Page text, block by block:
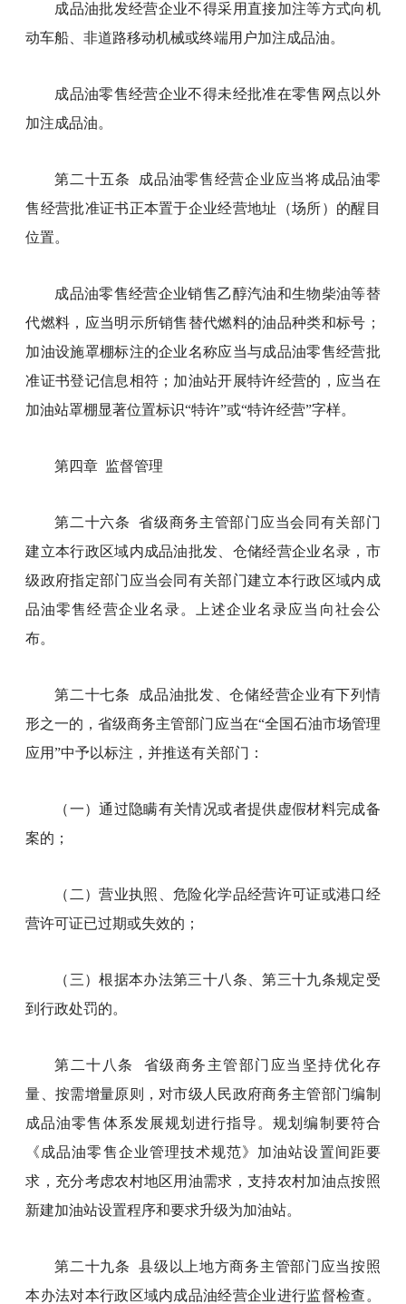
成品油批发经营企业不得采用直接加注等方式向机
动车船、非道路移动机械或终端用户加注成品油。
成品油零售经营企业不得未经批准在零售网点以外
加注成品油。
第二十五条 成品油零售经营企业应当将成品油零
售经营批准证书正本置于企业经营地址（场所）的醒目
位置。
成品油零售经营企业销售乙醇汽油和生物柴油等替
代燃料，应当明示所销售替代燃料的油品种类和标号；
加油设施罩棚标注的企业名称应当与成品油零售经营批
准证书登记信息相符；加油站开展特许经营的，应当在
加油站罩棚显著位置标识“特许”或“特许经营”字样。
第四章 监督管理
第二十六条 省级商务主管部门应当会同有关部门
建立本行政区域内成品油批发、仓储经营企业名录，市
级政府指定部门应当会同有关部门建立本行政区域内成
品油零售经营企业名录。上述企业名录应当向社会公
布。
第二十七条 成品油批发、仓储经营企业有下列情
形之一的，省级商务主管部门应当在“全国石油市场管理
应用”中予以标注，并推送有关部门：
（一）通过隐瞒有关情况或者提供虚假材料完成备
案的；
（二）营业执照、危险化学品经营许可证或港口经
营许可证已过期或失效的；
（三）根据本办法第三十八条、第三十九条规定受
到行政处罚的。
第二十八条 省级商务主管部门应当坚持优化存
量、按需增量原则，对市级人民政府商务主管部门编制
成品油零售体系发展规划进行指导。规划编制要符合
《成品油零售企业管理技术规范》加油站设置间距要
求，充分考虑农村地区用油需求，支持农村加油点按照
新建加油站设置程序和要求升级为加油站。
第二十九条 县级以上地方商务主管部门应当按照
本办法对本行政区域内成品油经营企业进行监督检查。